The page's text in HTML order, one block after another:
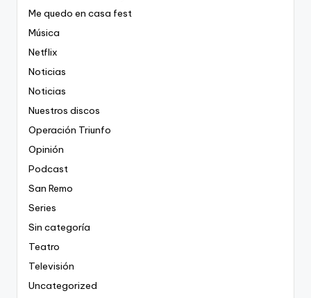
Me quedo en casa fest
Música
Netflix
Noticias
Noticias
Nuestros discos
Operación Triunfo
Opinión
Podcast
San Remo
Series
Sin categoría
Teatro
Televisión
Uncategorized